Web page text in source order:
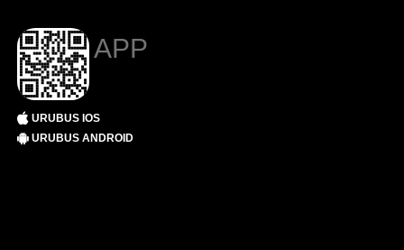
APP
URUBUS IOS
URUBUS ANDROID